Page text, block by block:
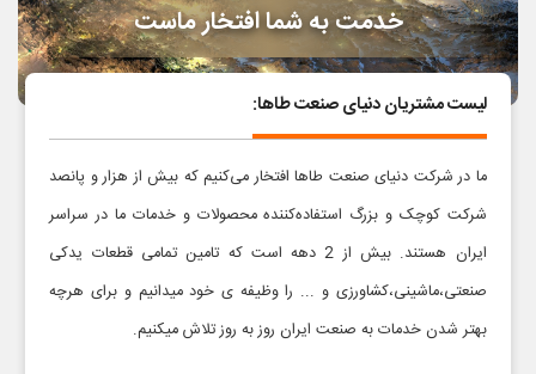
خدمت به شما افتخار ماست
لیست مشتریان دنیای صنعت طاها:
​​​​​​​​​​​​​​​​​​​​​​​​​​​​​​​​​​​​​​​​​​​​​​​​​​​​​​ما در شرکت دنیای صنعت طاها افتخار می‌کنیم که بیش از هزار و پانصد
شرکت کوچک و بزرگ استفاده‌کننده محصولات و خدمات ما در سراسر
ایران هستند. بیش از 2 دهه است که تامین تمامی قطعات یدکی
صنعتی،ماشینی،کشاورزی و ... را وظیفه ی خود میدانیم و برای هرچه
بهتر شدن خدمات به صنعت ایران روز به روز تلاش میکنیم.